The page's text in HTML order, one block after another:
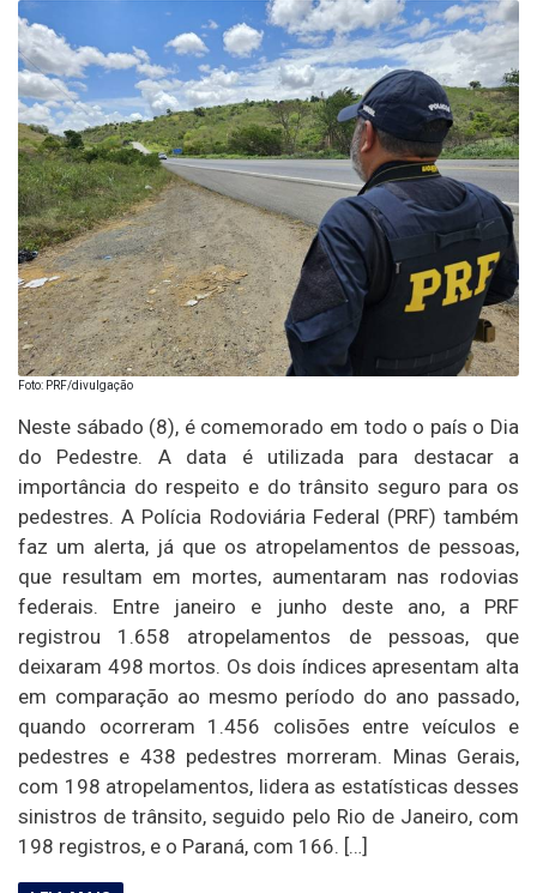
Foto: PRF/divulgação
Neste sábado (8), é comemorado em todo o país o Dia
do Pedestre. A data é utilizada para destacar a
importância do respeito e do trânsito seguro para os
pedestres. A Polícia Rodoviária Federal (PRF) também
faz um alerta, já que os atropelamentos de pessoas,
que resultam em mortes, aumentaram nas rodovias
federais. Entre janeiro e junho deste ano, a PRF
registrou 1.658 atropelamentos de pessoas, que
deixaram 498 mortos. Os dois índices apresentam alta
em comparação ao mesmo período do ano passado,
quando ocorreram 1.456 colisões entre veículos e
pedestres e 438 pedestres morreram. Minas Gerais,
com 198 atropelamentos, lidera as estatísticas desses
sinistros de trânsito, seguido pelo Rio de Janeiro, com
198 registros, e o Paraná, com 166. […]